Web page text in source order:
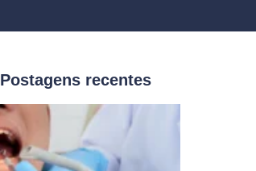
Postagens recentes